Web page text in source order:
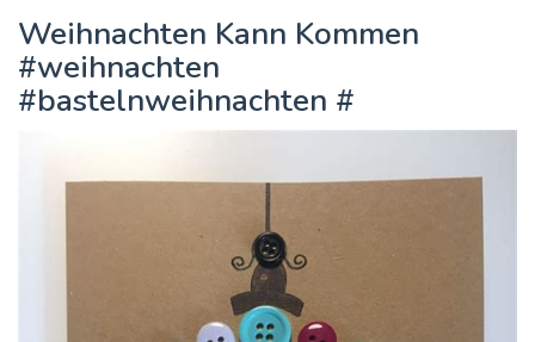
Weihnachten Kann Kommen
#weihnachten
#bastelnweihnachten #